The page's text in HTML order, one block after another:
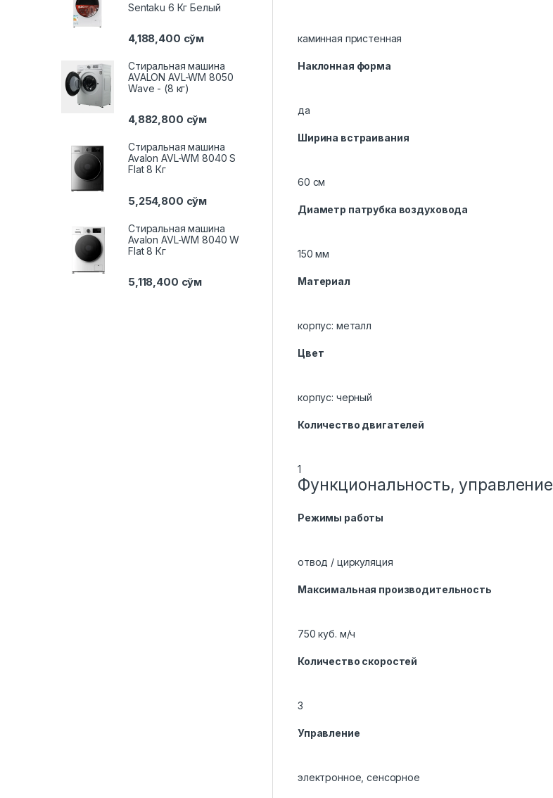
каминная пристенная
Наклонная форма
да
Ширина встраивания
60 см
Диаметр патрубка воздуховода
150 мм
Материал
корпус: металл
Цвет
корпус: черный
Количество двигателей
1
Функциональность, управление
Режимы работы
отвод / циркуляция
Максимальная производительность
750 куб. м/ч
Количество скоростей
3
Управление
электронное, сенсорное
Sentaku 6 Кг Белый
4,188,400 сўм
Стиральная машина
AVALON AVL-WM 8050
Wave - (8 кг)
4,882,800 сўм
Стиральная машина
Avalon AVL-WM 8040 S
Flat 8 Кг
5,254,800 сўм
Стиральная машина
Avalon AVL-WM 8040 W
Flat 8 Кг
5,118,400 сўм